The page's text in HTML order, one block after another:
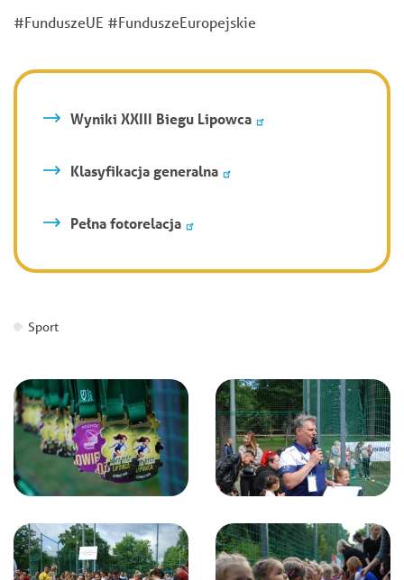
#FunduszeUE #FunduszeEuropejskie
Wyniki XXIII Biegu Lipowca
Klasyfikacja generalna
Pełna fotorelacja
Sport